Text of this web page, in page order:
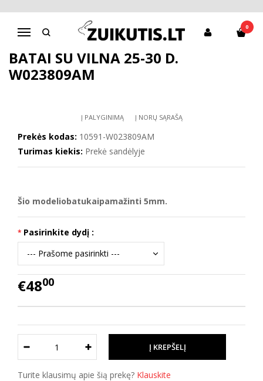
Navigacija
0
Pagrindinis Batai berniukui
D.D.Step batai berniukams
Batai su vilna 25-30 d. W023809AM
BATAI SU VILNA 25-30 D.
W023809AM
Į PALYGINIMĄ Į NORŲ SĄRAŠĄ
Prekės kodas: 10591-W023809AM
Turimas kiekis: Prekė sandėlyje
Šio modeliobatukaipamažinti 5mm.
Pasirinkite dydį :
€4800
Turite klausimų apie šią prekę? Klauskite